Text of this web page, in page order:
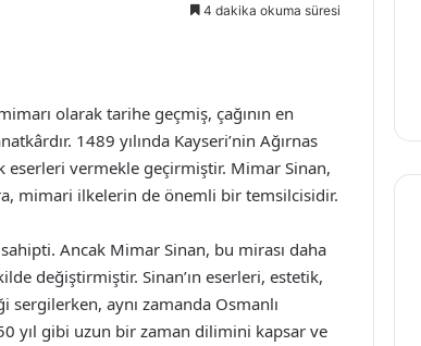
4 dakika okuma süresi
olarak tarihe geçmiş, çağının en
1489 yılında Kayseri’nin Ağırnas
eserleri vermekle geçirmiştir. Mimar Sinan,
mimari ilkelerin de önemli bir temsilcisidir.
Ancak Mimar Sinan, bu mirası daha
değiştirmiştir. Sinan’ın eserleri, estetik,
aynı zamanda Osmanlı
yıl gibi uzun bir zaman dilimini kapsar ve